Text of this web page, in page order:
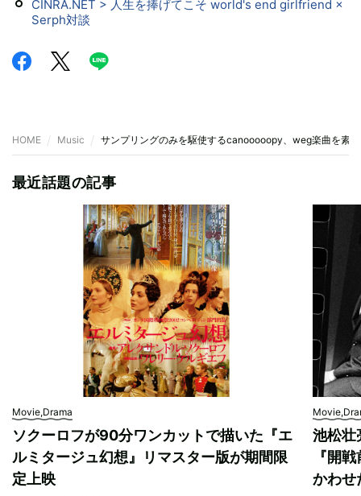
CINRA.NET > 人生を捧げてこそ world's end girlfriend ×
Serph対談
HOME Music サンプリングのみを駆使するcanooooopy、weg楽曲を素
最近話題の記事
Movie,Drama
ソクーロフが90分ワンカットで描いた『エ
ルミタージュ幻想』リマスター版が期間限
定上映
池松壮
『開
かわせ